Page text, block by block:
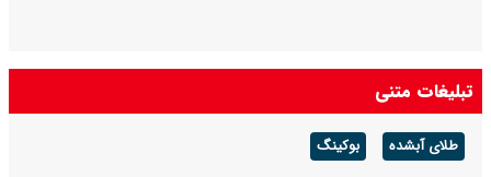
تبلیغات متنی
طلای آبشده بوکینگ